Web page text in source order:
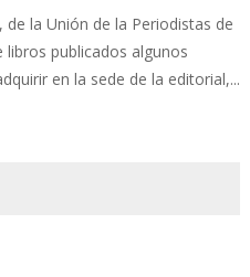
la Unión de la Periodistas de
libros publicados algunos
en la sede de la editorial,...